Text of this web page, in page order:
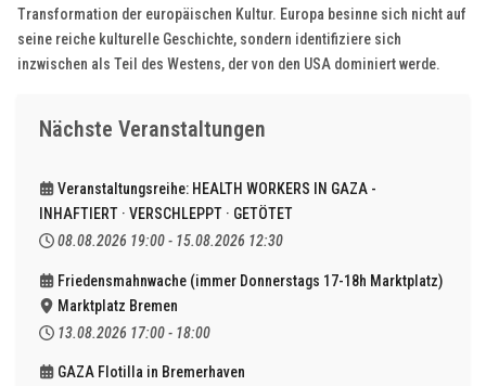
Transformation der europäischen Kultur. Europa besinne sich nicht auf
seine reiche kulturelle Geschichte, sondern identifiziere sich
inzwischen als Teil des Westens, der von den USA dominiert werde.
Nächste Veranstaltungen
Veranstaltungsreihe: HEALTH WORKERS IN GAZA -
INHAFTIERT · VERSCHLEPPT · GETÖTET
08.08.2026 19:00 - 15.08.2026 12:30
Friedensmahnwache (immer Donnerstags 17-18h Marktplatz)
Marktplatz Bremen
13.08.2026 17:00 - 18:00
GAZA Flotilla in Bremerhaven